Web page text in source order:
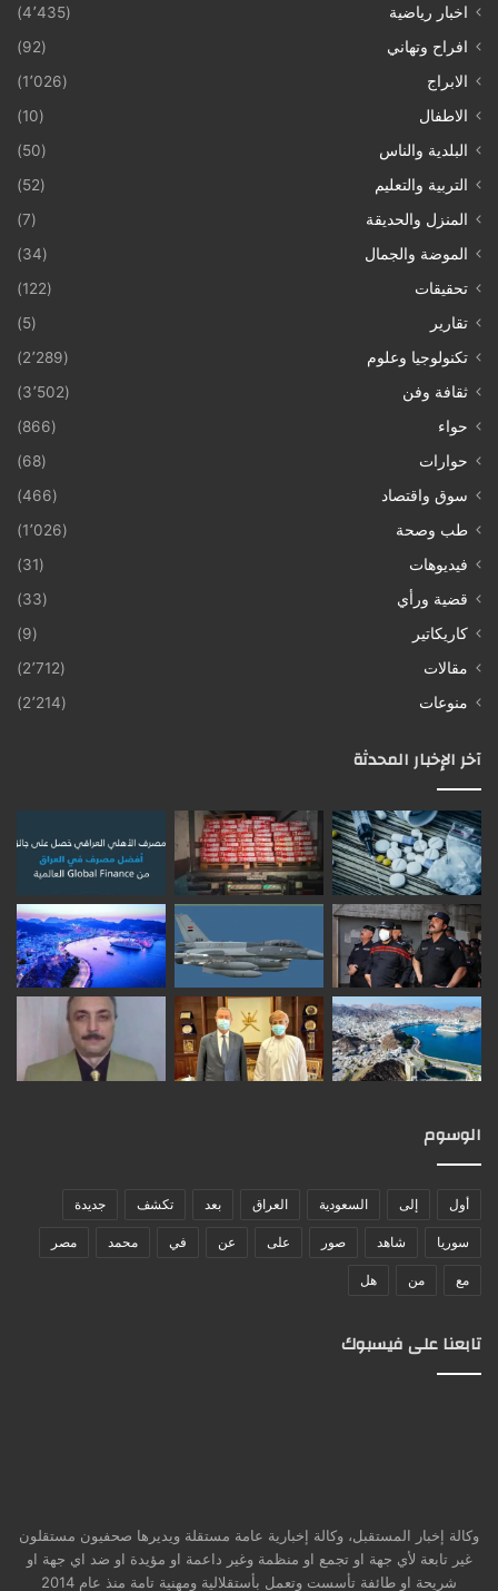
اخبار رياضية
(4٬435)
افراح وتهاني
(92)
الابراج
(1٬026)
الاطفال
(10)
البلدية والناس
(50)
التربية والتعليم
(52)
المنزل والحديقة
(7)
الموضة والجمال
(34)
تحقيقات
(122)
تقارير
(5)
تكنولوجيا وعلوم
(2٬289)
ثقافة وفن
(3٬502)
حواء
(866)
حوارات
(68)
سوق واقتصاد
(466)
طب وصحة
(1٬026)
فيديوهات
(31)
قضية ورأي
(33)
كاريكاتير
(9)
مقالات
(2٬712)
منوعات
(2٬214)
آخر الإخبار المحدثة
الوسوم
أول إلى السعودية العراق بعد تكشف جديدة
سوريا شاهد صور على عن في محمد مصر
مع من هل
تابعنا على فيسبوك
وكالة إخبار المستقبل، وكالة إخبارية عامة مستقلة ويديرها صحفيون مستقلون
غير تابعة لأي جهة او تجمع او منظمة وغير داعمة او مؤيدة او ضد اي جهة او
شريحة او طائفة تأسست وتعمل بأستقلالية ومهنية تامة منذ عام 2014